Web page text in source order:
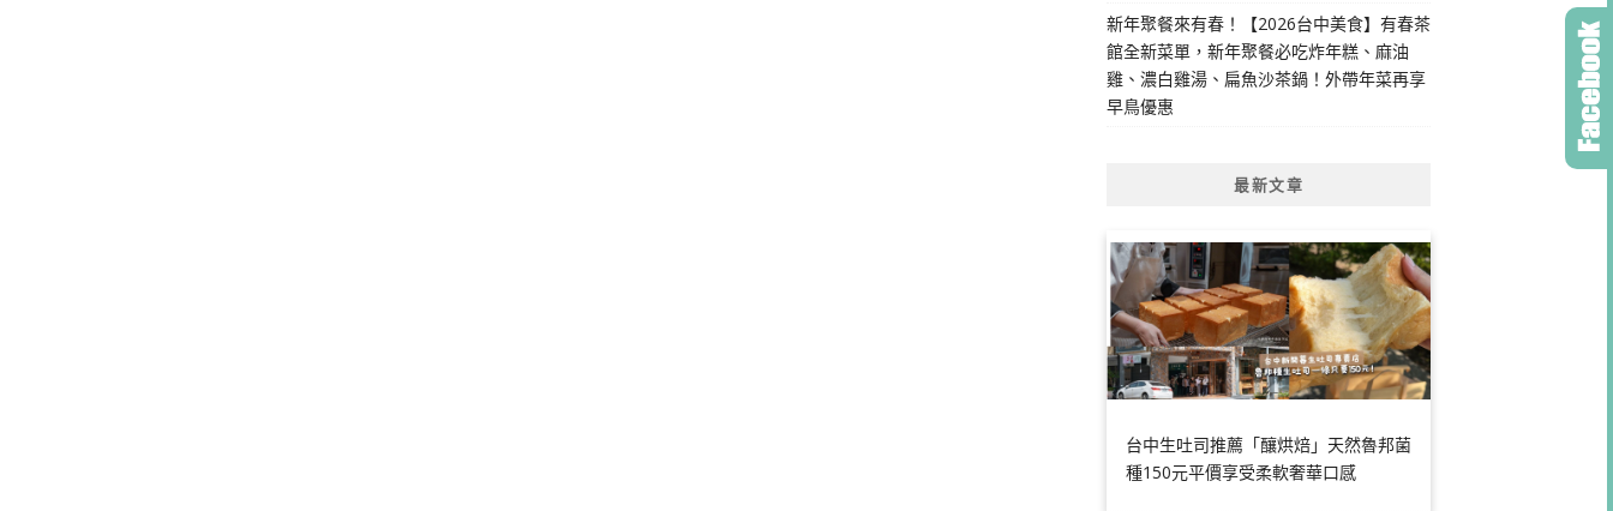
新年聚餐來有春！【2026台中美食】有春茶
館全新菜單，新年聚餐必吃炸年糕、麻油
雞、濃白雞湯、扁魚沙茶鍋！外帶年菜再享
早鳥優惠
最新文章
台中生吐司推薦「釀烘焙」天然魯邦菌
種150元平價享受柔軟奢華口感